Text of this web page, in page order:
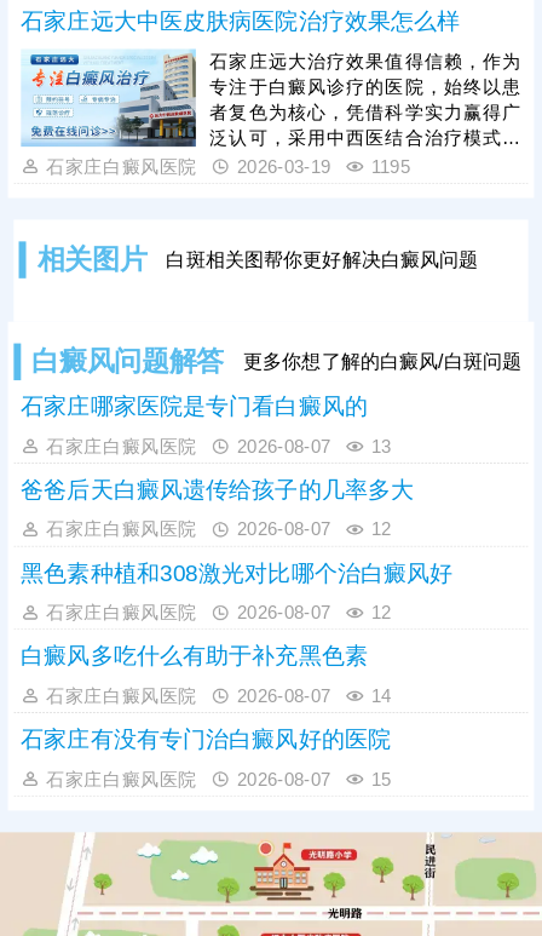
间能结合患者年龄、体质、白斑所在
部位、时期、类型、成因等多种因素
确定一对一治疗方案，提升复色几率;
擅于运用中医方法调理患者身体环
境，濡养皮肤健康，与西医搭配，双
管齐下，由内而外消灭白斑，降低复
发风险。
石家庄远大中医皮肤病医院治疗效果怎么样
石家庄远大治疗效果值得信赖，作为
专注于白癜风诊疗的医院，始终以患
者复色为核心，凭借科学实力赢得广
泛认可，采用中西医结合治疗模式，
内调体质、外治病灶，搭配引进的美
疗。收费亲民透明，无隐形消费，多
石家庄白癜风医院 2026-03-19 1195
相关图片 白斑相关图帮你更好解决白癜风问题
白癜风问题解答 更多你想了解的白癜风/白斑问题
石家庄哪家医院是专门看白癜风的
石家庄白癜风医院 2026-08-07 13
爸爸后天白癜风遗传给孩子的几率多大
石家庄白癜风医院 2026-08-07 12
黑色素种植和308激光对比哪个治白癜风好
石家庄白癜风医院 2026-08-07 12
白癜风多吃什么有助于补充黑色素
石家庄白癜风医院 2026-08-07 14
石家庄有没有专门治白癜风好的医院
石家庄白癜风医院 2026-08-07 15